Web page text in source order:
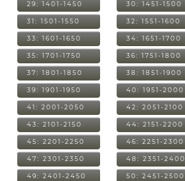
29: 1401-1450 30: 1451-1500
31: 1501-1550 32: 1551-1600
33: 1601-1650 34: 1651-1700
35: 1701-1750 36: 1751-1800
37: 1801-1850 38: 1851-1900
39: 1901-1950 40: 1951-2000
41: 2001-2050 42: 2051-2100
43: 2101-2150 44: 2151-2200
45: 2201-2250 46: 2251-2300
47: 2301-2350 48: 2351-2400
49: 2401-2450 50: 2451-2500